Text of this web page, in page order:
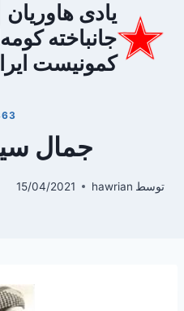
محتوا
یادی
جانباخته
کمونیست
جمال
توسط hawrian
15/04/2021